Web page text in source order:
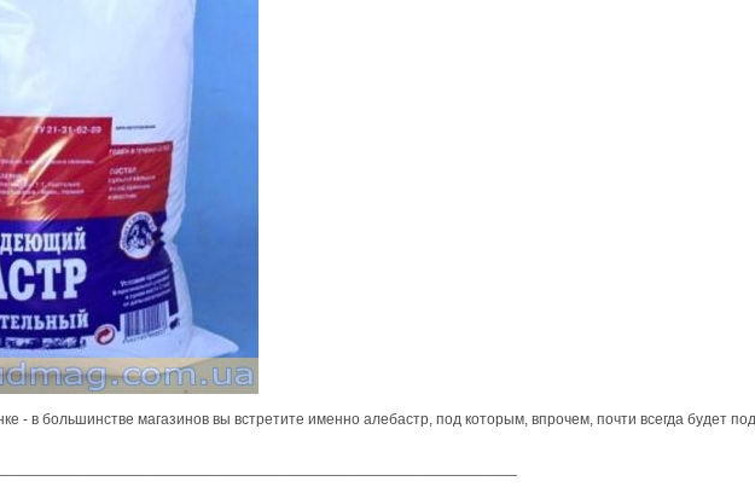
- в большинстве магазинов вы встретите именно алебастр, под которым, впрочем, почти всегда будет